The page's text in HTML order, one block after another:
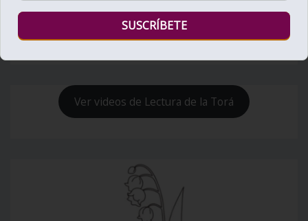
Bienvenido al Zohar
Ver videos de Lectura de la Torá